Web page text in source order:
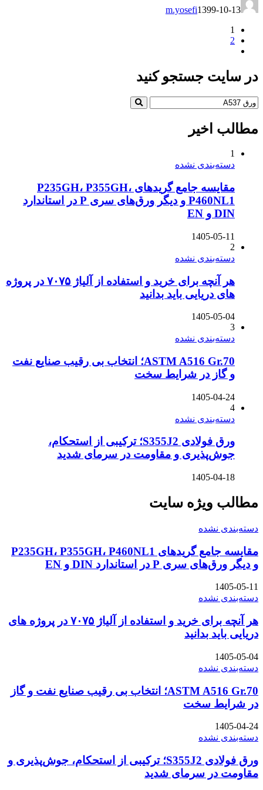
m.yosefi1399-10-13
1
2
در سایت جستجو کنید
مطالب اخیر
1
دسته‌بندی نشده
مقایسه جامع گریدهای P235GH، P355GH،
P460NL1 و دیگر ورق‌های سری P در استاندارد
DIN و EN
1405-05-11
2
دسته‌بندی نشده
هر آنچه برای خرید و استفاده از آلیاژ ۷۰۷۵ در پروژه
های دریایی باید بدانید
1405-05-04
3
دسته‌بندی نشده
ASTM A516 Gr.70؛ انتخاب بی رقیب صنایع نفت
و گاز در شرایط سخت
1405-04-24
4
دسته‌بندی نشده
ورق فولادی S355J2؛ ترکیبی از استحکام،
جوش‌پذیری و مقاومت در سرمای شدید
1405-04-18
مطالب ویژه سایت
دسته‌بندی نشده
مقایسه جامع گریدهای P235GH، P355GH، P460NL1
و دیگر ورق‌های سری P در استاندارد DIN و EN
1405-05-11
دسته‌بندی نشده
هر آنچه برای خرید و استفاده از آلیاژ ۷۰۷۵ در پروژه های
دریایی باید بدانید
1405-05-04
دسته‌بندی نشده
ASTM A516 Gr.70؛ انتخاب بی رقیب صنایع نفت و گاز
در شرایط سخت
1405-04-24
دسته‌بندی نشده
ورق فولادی S355J2؛ ترکیبی از استحکام، جوش‌پذیری و
مقاومت در سرمای شدید